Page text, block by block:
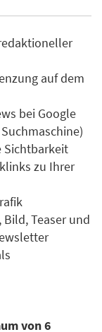
auf dem
bei Google
Sichtbarkeit
zu Ihrer
Teaser und
von 6